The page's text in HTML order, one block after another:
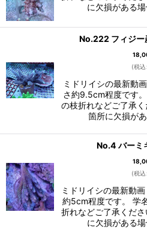
に欠損がある
No.222 フィジー
(税込
ミドリイシの最新動
さ約9.5cm程度です
の枝折れなどご了承
箇所に欠損が
No.4 バーミ
(税込
ミドリイシの最新動
約5cm程度です。 学
折れなどご了承くだ
に欠損がある